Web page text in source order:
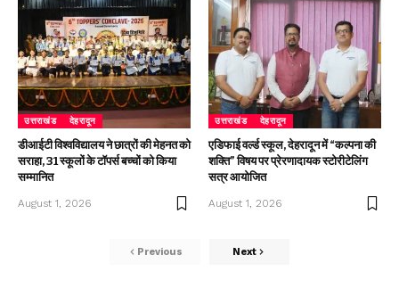
उत्तराखंड देहरादून
डीआईटी विश्वविद्यालय ने छात्रों की मेहनत को
सराहा, 31 स्कूलों के टॉपर्स बच्चों को किया
सम्मानित
August 1, 2026
उत्तराखंड देहरादून
एडिफाई वर्ल्ड स्कूल, देहरादून में “कल्पना की
शक्ति” विषय पर प्रेरणादायक स्टोरीटेलिंग
सत्र आयोजित
August 1, 2026
Previous Next